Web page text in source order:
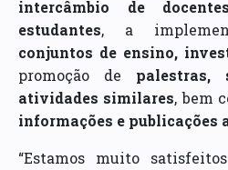
intercâmbio de
estudantes, a
conjuntos de ensino,
promoção de palestras,
atividades similares, bem
informações e publicações
“Estamos muito